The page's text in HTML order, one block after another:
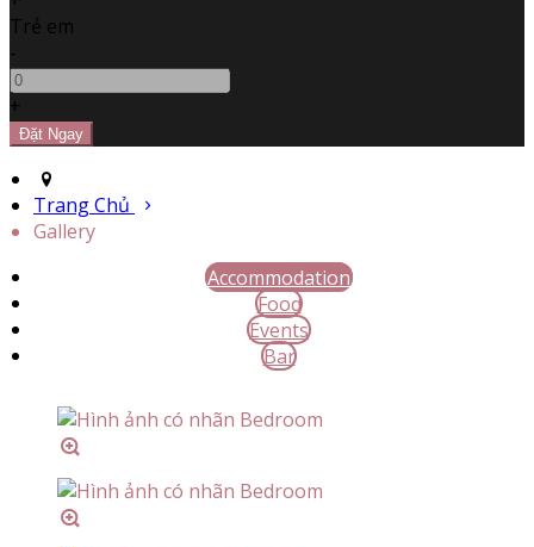
Trẻ em
-
+
Trang Chủ
Gallery
Accommodation
Food
Events
Bar